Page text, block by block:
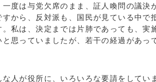
度は与党欠席のまま、証人喚問の議決
から、反対派も、国民が見ている中で
私は、決定までは片肺であっても、実
思っていましたが、若干の経過があっ
人が役所に、いろいろな要請をしてい